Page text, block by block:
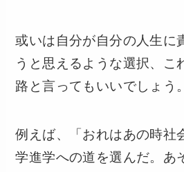
或いは自分が自分の人生に
うと思えるような選択、こ
路と言ってもいいでしょう。
例えば、「おれはあの時社
学進学への道を選んだ。あ